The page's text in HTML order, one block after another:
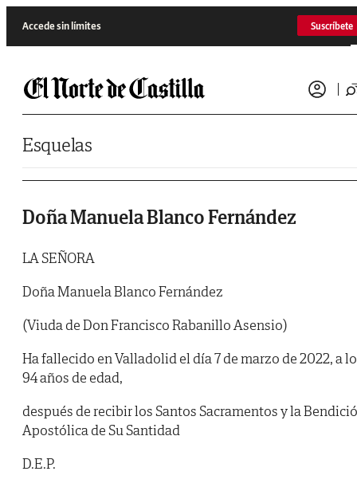
Accede sin límites Suscríbete
Esquelas
Doña Manuela Blanco Fernández
LA SEÑORA
Doña Manuela Blanco Fernández
(Viuda de Don Francisco Rabanillo Asensio)
Ha fallecido en Valladolid el día 7 de marzo de 2022, a
94 años de edad,
después de recibir los Santos Sacramentos y la
Apostólica de Su Santidad
D.E.P.